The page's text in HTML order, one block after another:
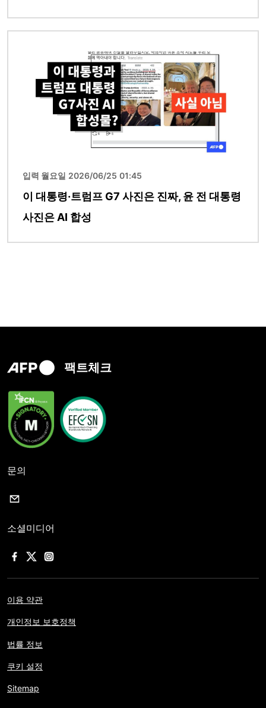
입력 월요일 2026/06/25 01:45
이 대통령·트럼프 G7 사진은 진짜, 윤 전 대통령
사진은 AI 합성
팩트체크
문의
소셜미디어
이용 약관
개인정보 보호정책
법률 정보
쿠키 설정
Sitemap